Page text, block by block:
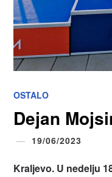
OSTALO
Dejan
19/06/2023
Kraljevo. U nedelju